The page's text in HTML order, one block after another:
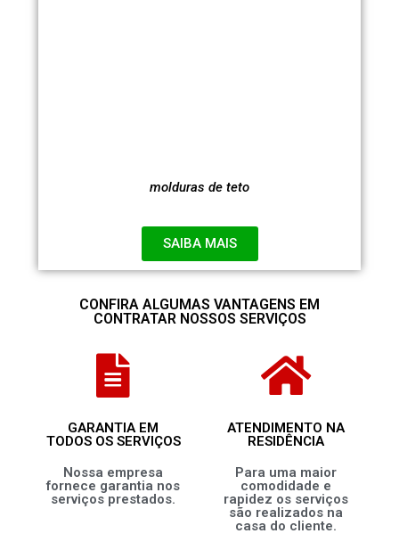
molduras de teto
SAIBA MAIS
CONFIRA ALGUMAS VANTAGENS EM
CONTRATAR NOSSOS SERVIÇOS
GARANTIA EM
TODOS OS SERVIÇOS
Nossa empresa
fornece garantia nos
serviços prestados.
ATENDIMENTO NA
RESIDÊNCIA
Para uma maior
comodidade e
rapidez os serviços
são realizados na
casa do cliente.